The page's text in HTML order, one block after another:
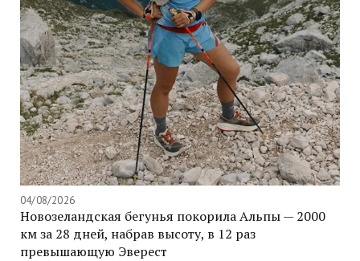
04/08/2026
Новозеландская бегунья покорила Альпы — 2000
км за 28 дней, набрав высоту, в 12 раз
превышающую Эверест